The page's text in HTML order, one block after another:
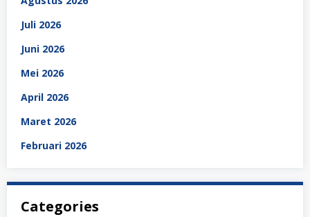
Juli 2026
Juni 2026
Mei 2026
April 2026
Maret 2026
Februari 2026
Categories